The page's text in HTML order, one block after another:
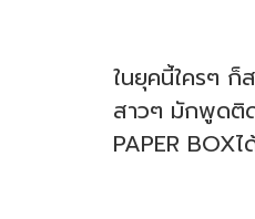
ในยุคนี้ใครๆ ก็
สาวๆ มักพูดติ
PAPER BOX